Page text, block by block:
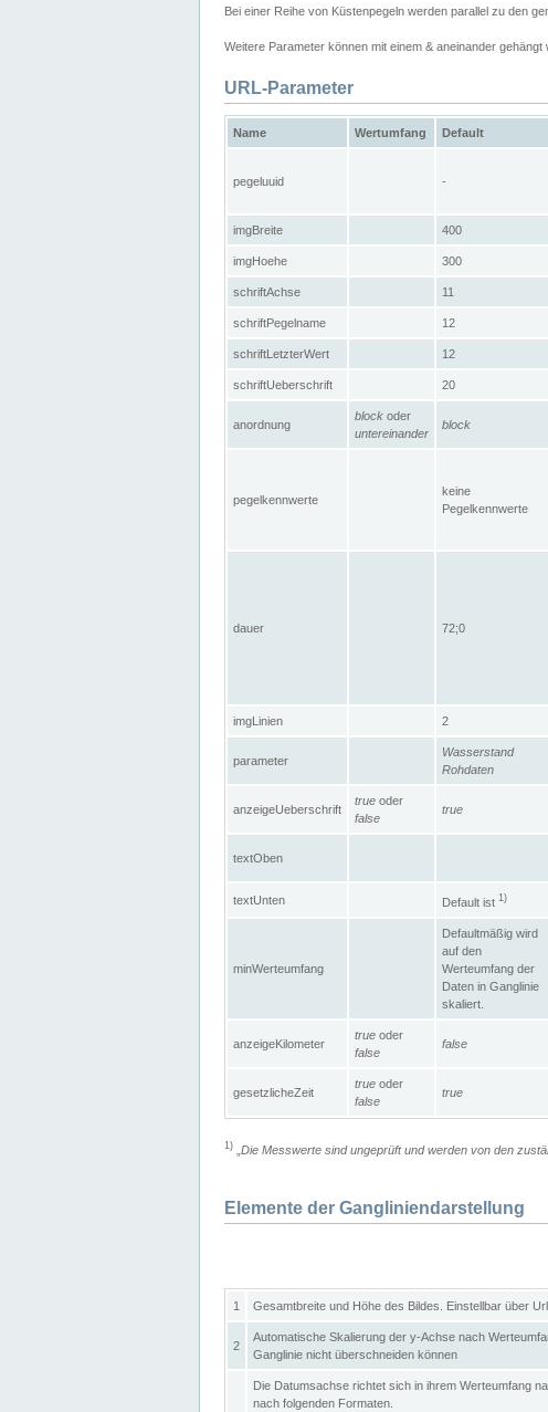
Bei einer Reihe von Küstenpegeln werden parallel zu den
Weitere Parameter können mit einem & aneinander gehängt
URL-Parameter
Name Wertumfang Default
pegeluuid -
imgBreite 400
imgHoehe 300
schriftAchse 11
schriftPegelname 12
schriftLetzterWert 12
schriftUeberschrift 20
anordnung
block oder
untereinander
block
pegelkennwerte
keine
Pegelkennwerte
dauer 72;0
imgLinien 2
parameter
Wasserstand
Rohdaten
anzeigeUeberschrift
true oder
false
true
textOben
textUnten Default ist 1)
minWerteumfang
Defaultmäßig wird
auf den
Werteumfang der
Daten in Ganglinie
skaliert.
anzeigeKilometer
true oder
false
false
gesetzlicheZeit
true oder
false
true
1) Die Messwerte sind ungeprüft und werden von den
Elemente der Gangliniendarstellung
1 Gesamtbreite und Höhe des Bildes. Einstellbar über
2
Automatische Skalierung der y-Achse nach
Ganglinie nicht überschneiden können
Die Datumsachse richtet sich in ihrem Werteumfang
nach folgenden Formaten.